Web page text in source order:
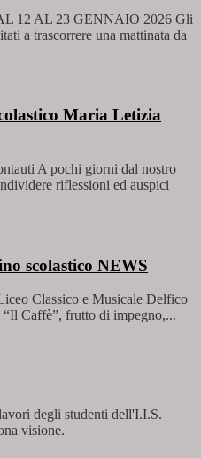
12 AL 23 GENNAIO 2026 Gli
a trascorrere una mattinata da
Maria Letizia
A pochi giorni dal nostro
riflessioni ed auspici
scolastico NEWS
Classico e Musicale Delfico
Caffè”, frutto di impegno,...
degli studenti dell'I.I.S.
visione.